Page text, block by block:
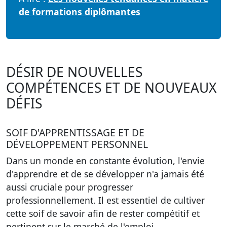
de formations diplômantes
DÉSIR DE NOUVELLES
COMPÉTENCES ET DE NOUVEAUX
DÉFIS
SOIF D'APPRENTISSAGE ET DE
DÉVELOPPEMENT PERSONNEL
Dans un monde en constante évolution, l'envie
d'apprendre et de se développer n'a jamais été
aussi cruciale pour progresser
professionnellement. Il est essentiel de cultiver
cette soif de savoir afin de rester compétitif et